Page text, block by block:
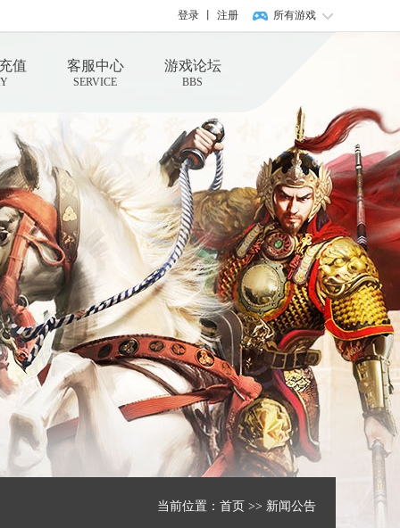
所有游戏
登录 注册
值 客服中心
SERVICE
游戏论坛
BBS
当前位置： 首页 >> 新闻公告